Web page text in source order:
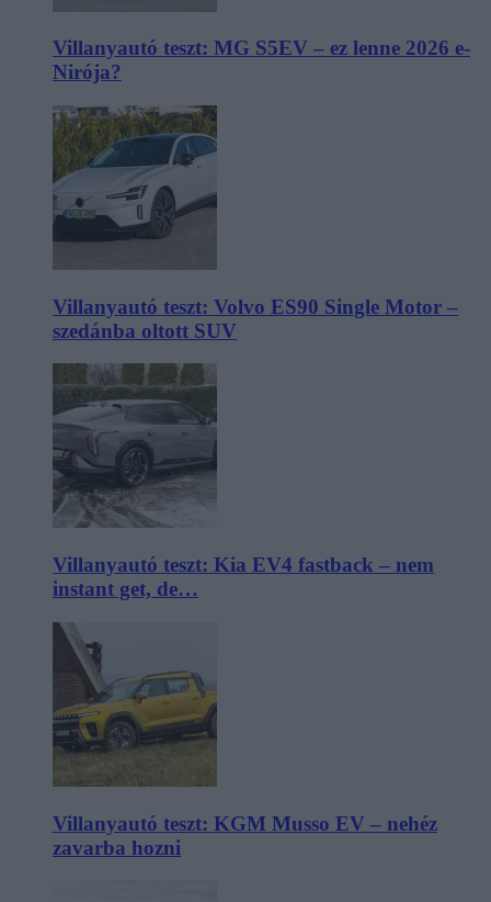
Villanyautó teszt: MG S5EV – ez lenne 2026 e-
Nirója?
Villanyautó teszt: Volvo ES90 Single Motor –
szedánba oltott SUV
Villanyautó teszt: Kia EV4 fastback – nem
instant get, de…
Villanyautó teszt: KGM Musso EV – nehéz
zavarba hozni